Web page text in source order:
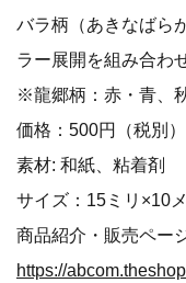
バラ柄（あきなばら
ラー展開を組み合わ
※龍郷柄：赤・青、
価格：500円（税別）
素材: 和紙、粘着剤
サイズ：15ミリ×10
商品紹介・販売ペー
https://